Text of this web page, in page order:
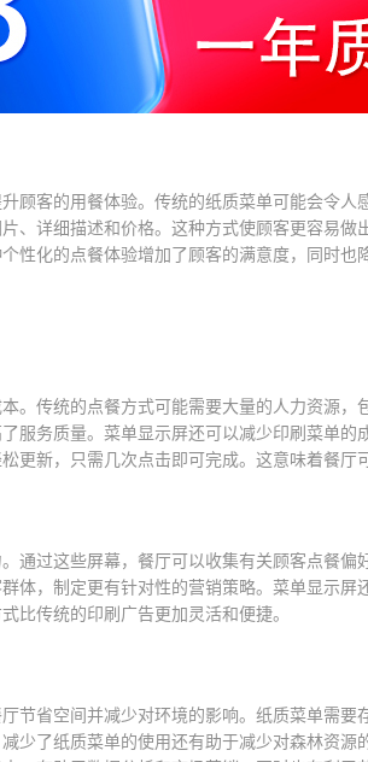
顾客的用餐体验。传统的纸质菜单可能会令
、详细描述和价格。这种方式使顾客更容易
性化的点餐体验增加了顾客的满意度，同时也
。传统的点餐方式可能需要大量的人力资源
服务质量。菜单显示屏还可以减少印刷菜单
更新，只需几次点击即可完成。这意味着餐厅
通过这些屏幕，餐厅可以收集有关顾客点餐
体，制定更有针对性的营销策略。菜单显示
比传统的印刷广告更加灵活和便捷。
节省空间并减少对环境的影响。纸质菜单需
少了纸质菜单的使用还有助于减少对森林资